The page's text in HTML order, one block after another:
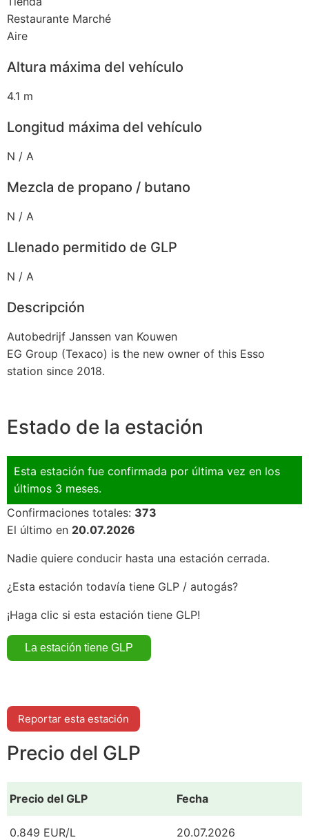
Restaurante Marché
Aire
Altura máxima del vehículo
4.1 m
Longitud máxima del vehículo
N / A
Mezcla de propano / butano
N / A
Llenado permitido de GLP
N / A
Descripción
Autobedrijf Janssen van Kouwen
EG Group (Texaco) is the new owner of this Esso
station since 2018.
Estado de la estación
Esta estación fue confirmada por última vez en los
últimos 3 meses.
Confirmaciones totales: 373
El último en 20.07.2026
Nadie quiere conducir hasta una estación cerrada.
¿Esta estación todavía tiene GLP / autogás?
¡Haga clic si esta estación tiene GLP!
Reportar esta estación
Precio del GLP
Precio del GLP Fecha
0.849 EUR/L 20.07.2026